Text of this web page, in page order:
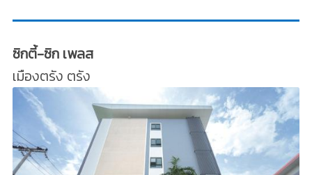
ซิกตี้-ซิก เพลส
เมืองตรัง ตรัง